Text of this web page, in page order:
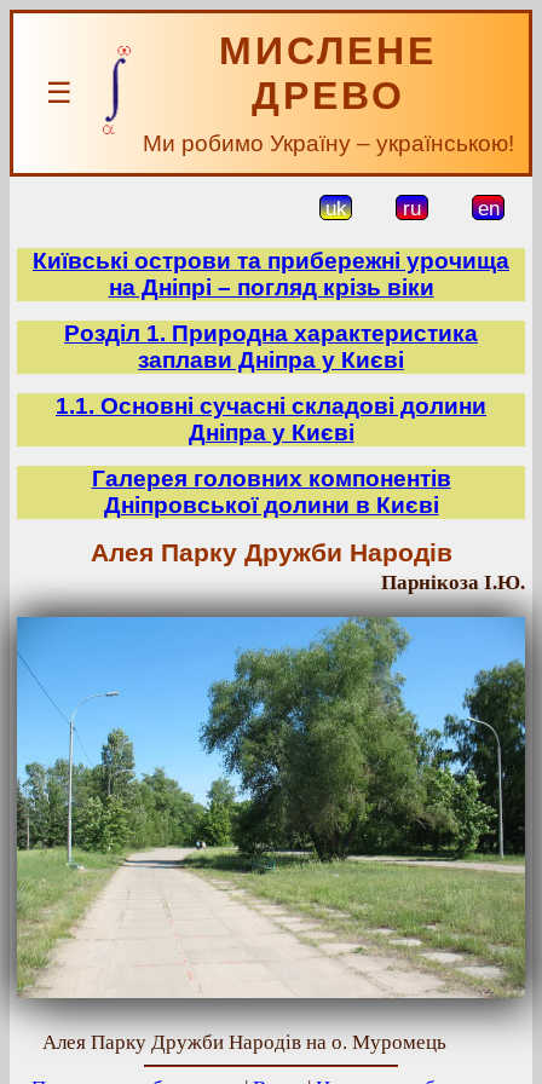
☰
МИСЛЕНЕ
ДРЕВО
Ми робимо Україну – українською!
uk ru en
Київські острови та прибережні урочища
на Дніпрі – погляд крізь віки
Розділ 1. Природна характеристика
заплави Дніпра у Києві
1.1. Основні сучасні складові долини
Дніпра у Києві
Галерея головних компонентів
Дніпровської долини в Києві
Алея Парку Дружби Народів
Парнікоза І.Ю.
Алея Парку Дружби Народів на о. Муромець